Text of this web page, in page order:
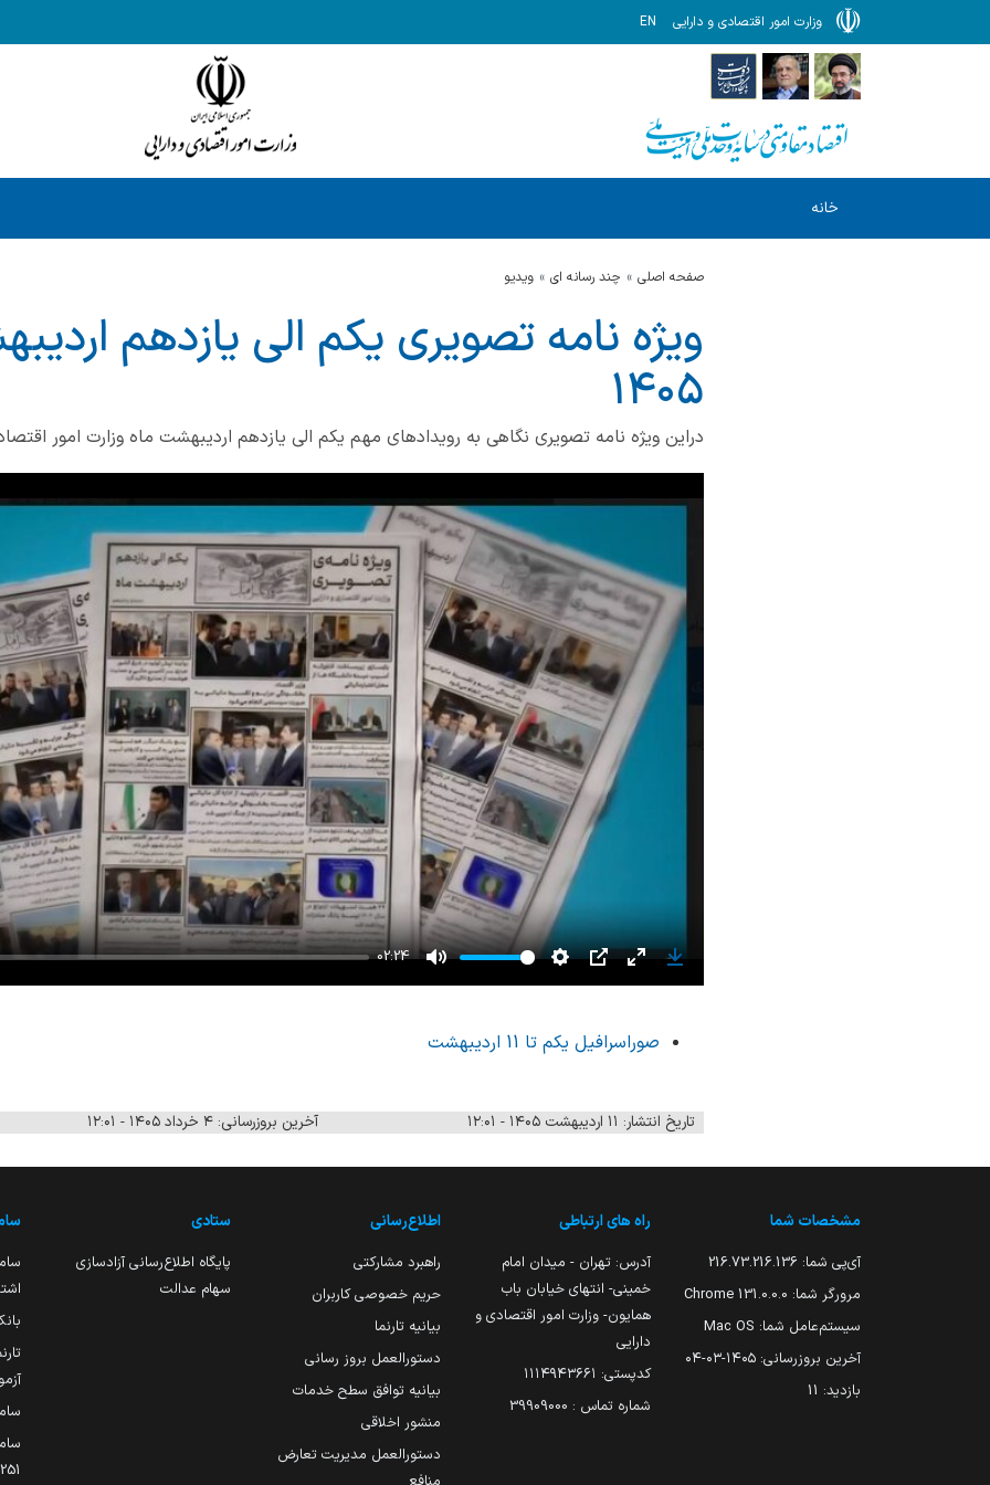
وزارت امور اقتصادی و دارایی EN
خانه
صفحه اصلی چند رسانه ای ویدیو
ویژه نامه تصویری یکم الی یازدهم
۱۴۰۵
دراین ویژه نامه تصویری نگاهی به رویدادهای مهم یکم الی یازدهم اردیبهشت ماه وزارت امور
02:24
Mute Settings
PIP EnterDownload
صوراسرافیل یکم تا 11 اردیبهشت
تاریخ انتشار: ۱۱ اردیبهشت ۱۴۰۵ - ۱۲:۰۱ آخرین بروزرسانی: ۴ خرداد ۱۴۰۵ - ۱۲:۰۱
مشخصات شما
آی‌پی شما: 216.73.216.136
مرورگر شما: 131.0.0.0 Chrome
سیستم‌عامل شما: Mac OS
آخرین بروزرسانی: ۱۴۰۵-۰۳-۰۴
بازدید: 11
راه های ارتباطی
آدرس: تهران - میدان امام
خمینی- انتهای خیابان باب
همایون- وزارت امور اقتصادی و
دارایی
کدپستی: ۱۱۱۴۹۴۳۶۶۱
شماره تماس : 39909000
اطلاع‌رسانی
راهبرد مشارکتی
حریم خصوصی کاربران
بیانیه تارنما
دستورالعمل بروز رسانی
بیانیه توافق سطح خدمات
منشور اخلاقی
دستورالعمل مدیریت تعارض
ستادی
پایگاه اطلاع‌رسانی آزادسازی
سهام عدالت